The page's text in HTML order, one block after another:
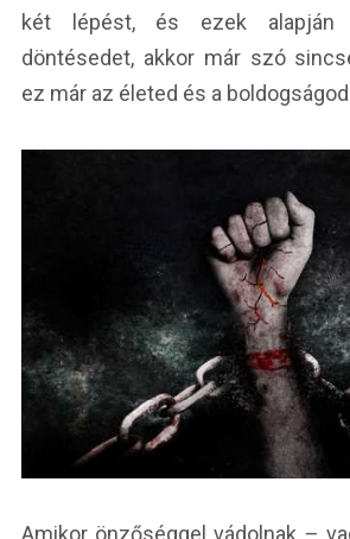
két lépést, és ezek
döntésedet, akkor már szó
ez már az életed és a
Amikor önzőséggel vádolnak –